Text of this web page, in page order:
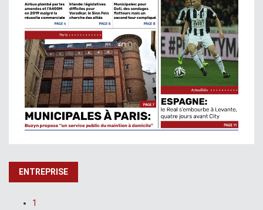
ENTREPRISE
1